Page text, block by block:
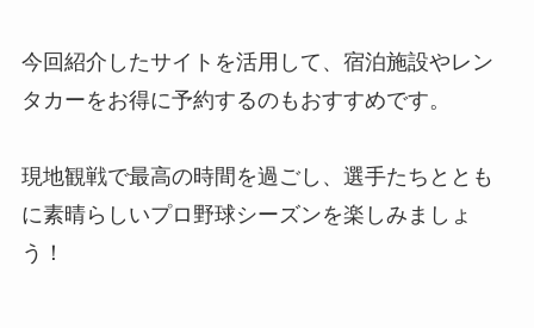
今回紹介したサイトを活用して、宿泊施設やレン
タカーをお得に予約するのもおすすめです。
現地観戦で最高の時間を過ごし、選手たちととも
に素晴らしいプロ野球シーズンを楽しみましょ
う！